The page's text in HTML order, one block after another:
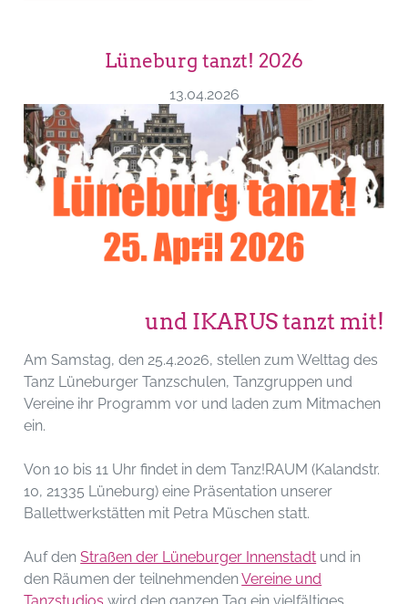
Lüneburg tanzt! 2026
13.04.2026
und IKARUS tanzt mit!
Am Samstag, den 25.4.2026, stellen zum Welttag des
Tanz Lüneburger Tanzschulen, Tanzgruppen und
Vereine ihr Programm vor und laden zum Mitmachen
ein.
Von 10 bis 11 Uhr findet in dem Tanz!RAUM (Kalandstr.
10, 21335 Lüneburg) eine Präsentation unserer
Ballettwerkstätten mit Petra Müschen statt.
Auf denStraßen der Lüneburger Innenstadt und in
den Räumen der teilnehmendenVereine und